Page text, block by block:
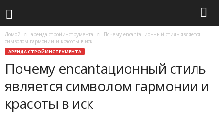
Домой аренда стройинструмента
Почему encantaционный стиль является
символом гармонии и красоты в иск
АРЕНДА СТРОЙИНСТРУМЕНТА
Почему encantaционный стиль
является символом гармонии и
красоты в иск